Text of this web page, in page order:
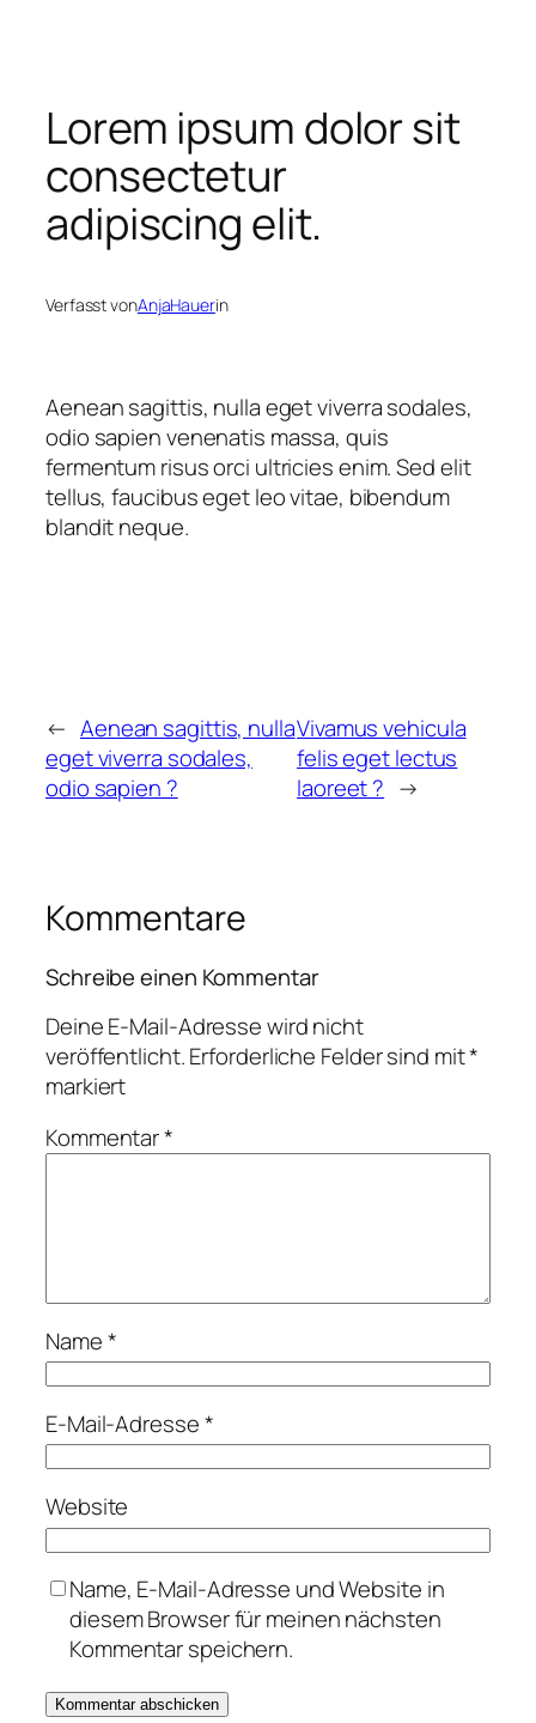
springen
Lorem ipsum dolor sit
consectetur
adipiscing elit.
Verfasst vonAnjaHauerin
Aenean sagittis, nulla eget viverra sodales,
odio sapien venenatis massa, quis
fermentum risus orci ultricies enim. Sed elit
tellus, faucibus eget leo vitae, bibendum
blandit neque.
← Aenean sagittis, nulla
eget viverra sodales,
odio sapien ?
Vivamus vehicula
felis eget lectus
laoreet ? →
Kommentare
Schreibe einen Kommentar
Deine E-Mail-Adresse wird nicht
veröffentlicht.Erforderliche Felder sind mit*
markiert
Kommentar*
Name*
E-Mail-Adresse*
Website
Name, E-Mail-Adresse und Website in
diesem Browser für meinen nächsten
Kommentar speichern.